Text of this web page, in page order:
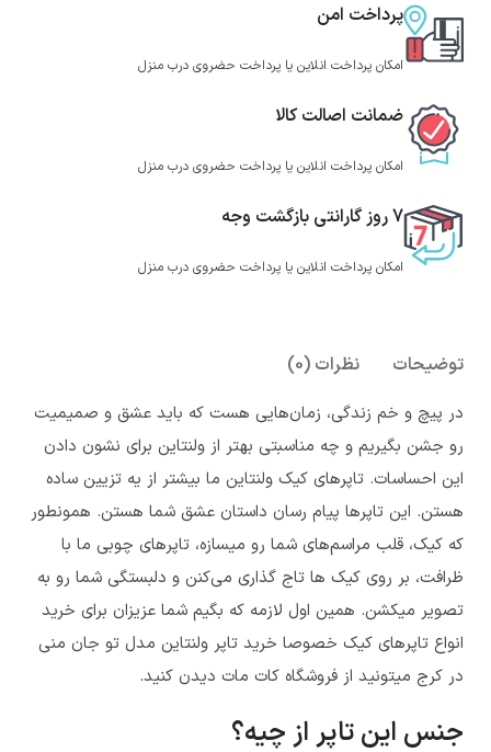
پرداخت امن
امکان پرداخت انلاین یا پرداخت حضروی درب منزل
ضمانت اصالت کالا
امکان پرداخت انلاین یا پرداخت حضروی درب منزل
7 روز گارانتی بازگشت وجه
امکان پرداخت انلاین یا پرداخت حضروی درب منزل
توضیحات نظرات (0)
در پیچ و خم زندگی، زمان‌هایی هست که باید عشق و صمیمیت
رو جشن بگیریم و چه مناسبتی بهتر از ولنتاین برای نشون دادن
این احساسات. تاپرهای کیک ولنتاین ما بیشتر از یه تزیین ساده
هستن. این تاپرها پیام رسان داستان عشق شما هستن. همونطور
که کیک، قلب مراسم‌های شما رو میسازه، تاپرهای چوبی ما با
ظرافت، بر روی کیک ها تاج گذاری می‌کنن و دلبستگی شما رو به
تصویر میکشن. همین اول لازمه که بگیم شما عزیزان برای خرید
انواع تاپرهای کیک خصوصا خرید تاپر ولنتاین مدل تو جان منی
در کرج میتونید از فروشگاه کات مات دیدن کنید.
جنس این تاپر از چیه؟